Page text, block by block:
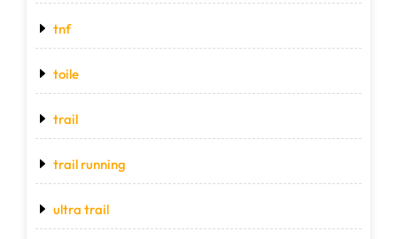
tnf
toile
trail
trail running
ultra trail